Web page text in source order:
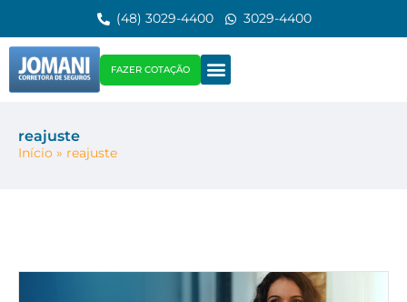
(48) 3029-4400 3029-4400
FAZER COTAÇÃO
reajuste
Início » reajuste